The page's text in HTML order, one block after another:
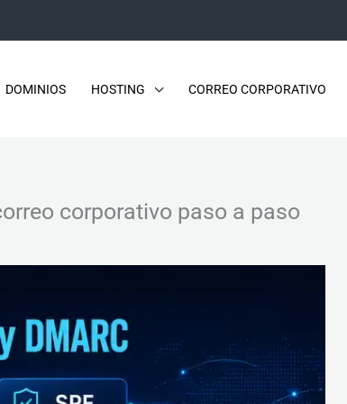
DOMINIOS HOSTING CORREO CORPORATIVO
corporativo paso a paso